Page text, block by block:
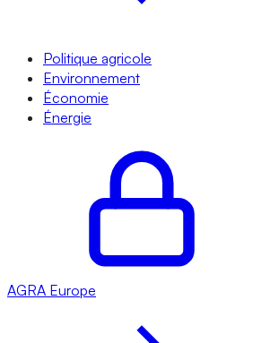
Politique agricole
Environnement
Économie
Énergie
AGRA Europe